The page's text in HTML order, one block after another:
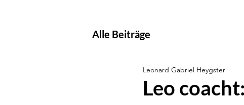
Alle Beiträge
Leo
Leonard Gabriel Heygster